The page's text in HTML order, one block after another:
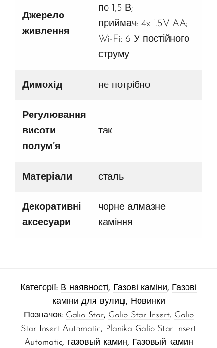
Джерело
живлення
по 1,5 В;
приймач: 4x 1.5V AA;
Wi-Fi: 6 У постійного
струму
Димохід не потрібно
Регулювання
висоти
полум’я
так
Матеріали сталь
Декоративні
аксесуари
чорне алмазне
каміння
Категорії: В наявності, Газові каміни, Газові
каміни для вулиці, Новинки
Позначок: Galio Star, Galio Star Insert, Galio
Star Insert Automatic, Planika Galio Star Insert
Automatic, газовый камин, Газовый камин